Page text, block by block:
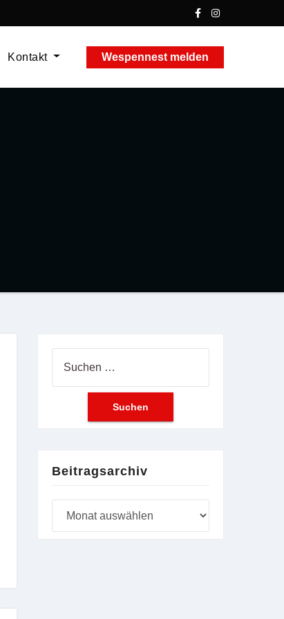
Kontakt Wespennest melden
Beitragsarchiv